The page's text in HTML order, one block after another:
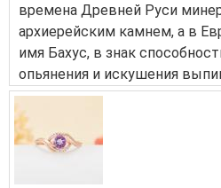
времена Древней Руси
архиерейским камнем, а в
имя Бахус, в знак
опьянения и искушения